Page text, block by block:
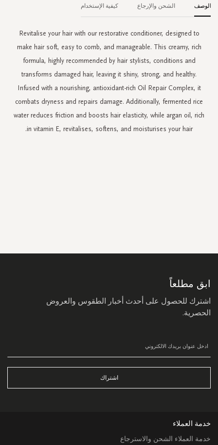
الوصف
Revitalise your hair with our restorative conditioner, designed to
make hair soft, easy to comb, and manageable. This creamy, rich
formula, highly recommended by hair stylists, conditions and
transforms damaged hair, leaving it shiny, strong, and healthy.
Infused with a nourishing, antioxidant-rich Oil Repair Complex, it
combats dryness and repairs damage. Additionally, fermented rice
water reduces friction and boosts hair elasticity, while argan oil, rich
in vitamin E, revitalises, softens, and moisturises your hair.
الشحن والإرجاع كيفية الإستخدام
ابق مطلعاً
اشترك للحصول على أحدث أخبار الطقوس والعروض
الحصرية.
اشتراك
خدمة العملاء
خدمة العملاء الشحن والاسترجاع